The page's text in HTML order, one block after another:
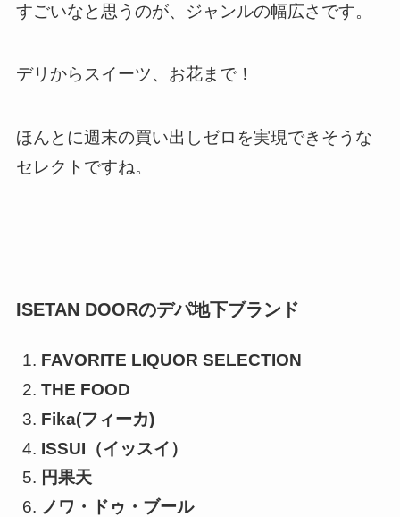
すごいなと思うのが、ジャンルの幅広さです。
デリからスイーツ、お花まで！
ほんとに週末の買い出しゼロを実現できそうな
セレクトですね。
ISETAN DOORのデパ地下ブランド
FAVORITE LIQUOR SELECTION
THE FOOD
Fika(フィーカ)
ISSUI（イッスイ）
円果天
ノワ・ドゥ・ブール